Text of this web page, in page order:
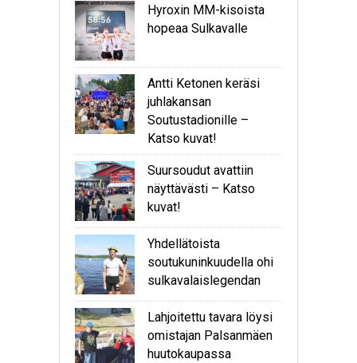
Hyroxin MM-kisoista
hopeaa Sulkavalle
Antti Ketonen keräsi
juhlakansan
Soutustadionille –
Katso kuvat!
Suursoudut avattiin
näyttävästi – Katso
kuvat!
Yhdellätoista
soutukuninkuudella ohi
sulkavalaislegendan
Lahjoitettu tavara löysi
omistajan Palsanmäen
huutokaupassa